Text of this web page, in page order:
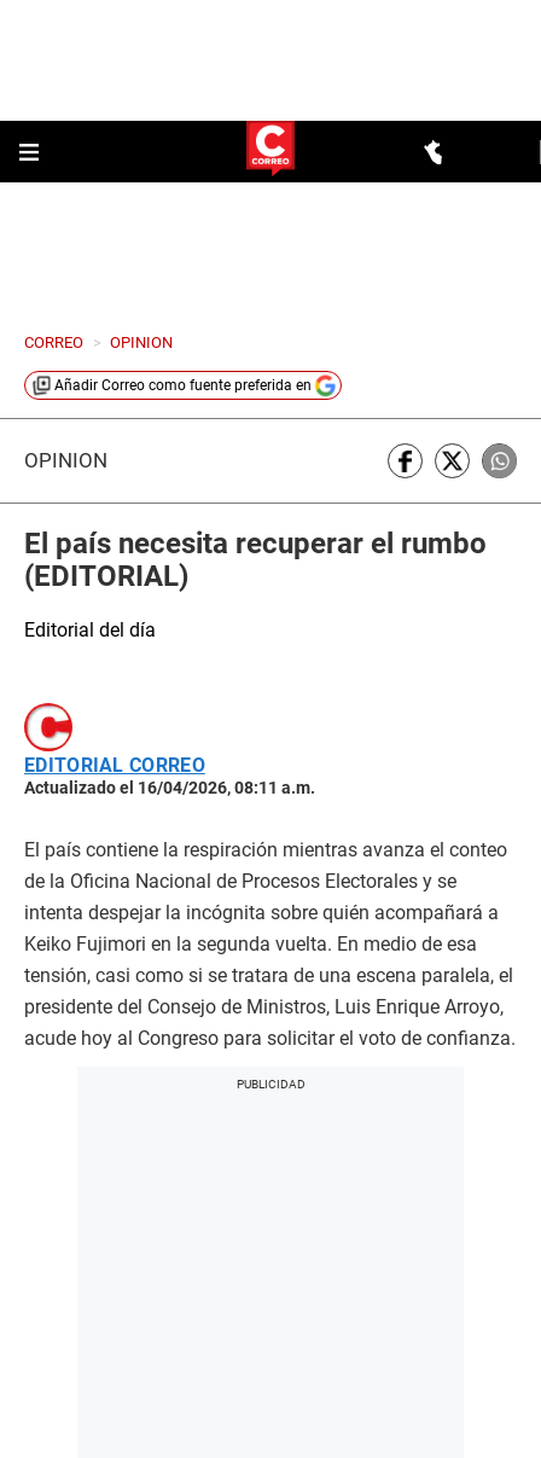
CORREO > OPINION
Añadir Correo como fuente preferida en
OPINIÓN
El país necesita recuperar el rumbo
(EDITORIAL)
Editorial del día
EDITORIAL CORREO
Actualizado el 16/04/2026, 08:11 a.m.
El país contiene la respiración mientras avanza el conteo
de la Oficina Nacional de Procesos Electorales y se
intenta despejar la incógnita sobre quién acompañará a
Keiko Fujimori en la segunda vuelta. En medio de esa
tensión, casi como si se tratara de una escena paralela, el
presidente del Consejo de Ministros, Luis Enrique Arroyo,
acude hoy al Congreso para solicitar el voto de confianza.